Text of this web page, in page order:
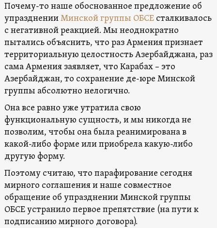
Почему-то наше обоснованное предложение об
упраздненииМинской группы ОБСЕ сталкивалось
с негативной реакцией. Мы неоднократно
пытались объяснить, что раз Армения признает
территориальную целостность Азербайджана, раз
сама Армения заявляет, что Карабах – это
Азербайджан, то сохранение де-юре Минской
группы абсолютно нелогично.
Она все равно уже утратила свою
функциональную сущность, и мы никогда не
позволим, чтобы она была реанимирована в
какой-либо форме или приобрела какую-либо
другую форму.
Поэтому считаю, что парафирование сегодня
мирного соглашения и наше совместное
обращение об упразднении Минской группы
ОБСЕ устранило первое препятствие (на пути к
подписанию мирного договора).